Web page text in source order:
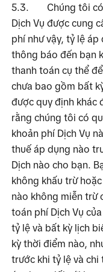
5.3.
Chúng tôi
Dịch Vụ được cung
phí như vậy, tỷ lệ áp
thông báo đến bạn
thanh toán cụ thể
chưa bao gồm bất
được quy định khác
rằng chúng tôi có
khoản phí Dịch Vụ
thuế áp dụng nào
Dịch nào cho bạn.
không khấu trừ
nào không miễn trừ
toán phí Dịch Vụ
tỷ lệ và bất kỳ lịch
kỳ thời điểm nào,
trước khi tỷ lệ và